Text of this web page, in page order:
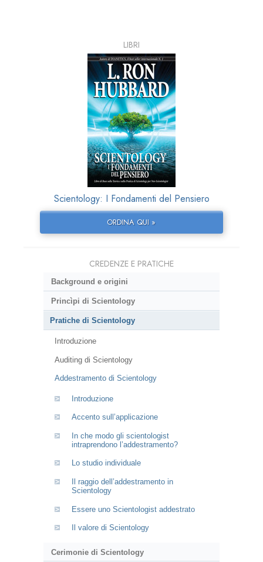
LIBRI
Scientology: I Fondamenti del Pensiero
ORDINA QUI »
CREDENZE E PRATICHE
Background e origini
Princìpi di Scientology
Pratiche di Scientology
Introduzione
Auditing di Scientology
Addestramento di Scientology
Introduzione
Accento sull’applicazione
In che modo gli scientologist
intraprendono l’addestramento?
Lo studio individuale
Il raggio dell’addestramento in
Scientology
Essere uno Scientologist addestrato
Il valore di Scientology
Cerimonie di Scientology